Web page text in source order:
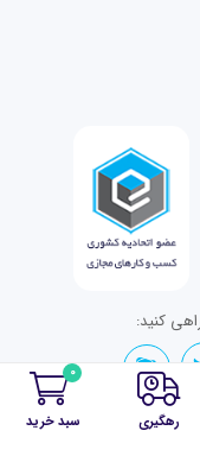
0
سبد خرید رهگیری
کنید: